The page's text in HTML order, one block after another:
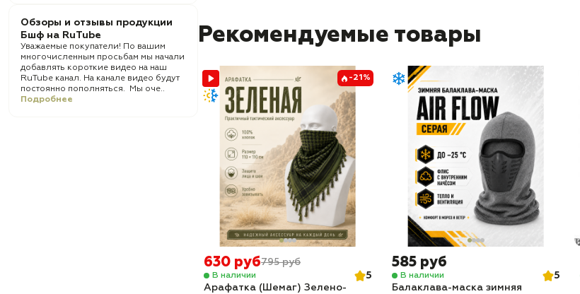
Обзоры и отзывы продукции
Бшф на RuTube
Уважаемые покупатели! По вашим
многочисленным просьбам мы начали
добавлять короткие видео на наш
RuTube канал. На канале видео будут
постоянно пополняться. Мы оче..
Подробнее
Рекомендуемые товары
-21%
630 руб795 руб
В наличии
5
Арафатка (Шемаг) Зелено-
585 руб
В наличии
5
Балаклава-маска зимняя